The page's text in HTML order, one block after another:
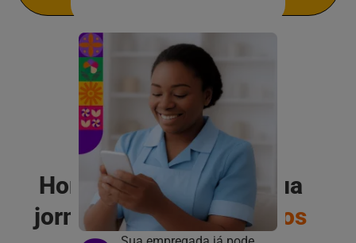
Hora do Lar cuida da sua
jornada com empregados